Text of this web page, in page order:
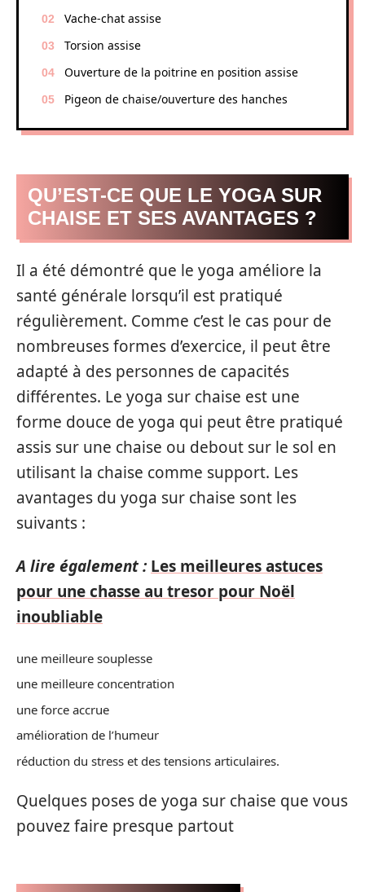
Vache-chat assise
Torsion assise
Ouverture de la poitrine en position assise
Pigeon de chaise/ouverture des hanches
QU’EST-CE QUE LE YOGA SUR
CHAISE ET SES AVANTAGES ?
Il a été démontré que le yoga améliore la
santé générale lorsqu’il est pratiqué
régulièrement. Comme c’est le cas pour de
nombreuses formes d’exercice, il peut être
adapté à des personnes de capacités
différentes. Le yoga sur chaise est une
forme douce de yoga qui peut être pratiqué
assis sur une chaise ou debout sur le sol en
utilisant la chaise comme support. Les
avantages du yoga sur chaise sont les
suivants :
A lire également : Les meilleures astuces
pour une chasse au tresor pour Noël
inoubliable
une meilleure souplesse
une meilleure concentration
une force accrue
amélioration de l’humeur
réduction du stress et des tensions articulaires.
Quelques poses de yoga sur chaise que vous
pouvez faire presque partout